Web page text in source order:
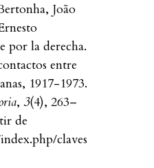
João
por la derecha.
entre
1917-1973.
,3(4), 263–
de
claves